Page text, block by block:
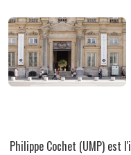
Philippe Cochet (UMP) est